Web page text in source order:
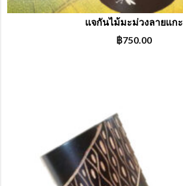
แจกันไม้มะม่วงลายแกะ
฿750.00